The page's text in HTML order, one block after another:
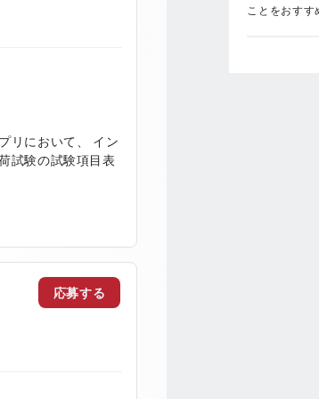
リにおいて、 イン
試験の試験項目表
応募する
ことをおすす